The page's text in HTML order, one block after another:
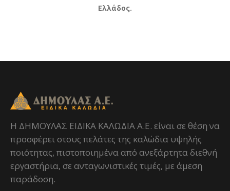
Ελλάδος.
H ΔΗΜΟΥΛΑΣ ΕΙΔΙΚΑ ΚΑΛΩΔΙΑ Α.Ε. είναι σε θέση να
προσφέρει στους πελάτες της καλώδια υψηλής
ποιότητας, πιστοποιημένα από ανεξάρτητα διεθνή
εργαστήρια, σε ανταγωνιστικές τιμές, με άμεση
παράδοση.